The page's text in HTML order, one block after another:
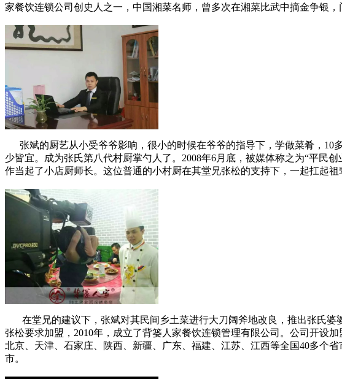
家餐饮连锁公司创史人之一，中国湘菜名师，曾多次在湘菜比武中摘金争银
张斌的厨艺从小受爷爷影响，很小的时候在爷爷的指导下，学做菜肴，10
少皆宜。成为张氏第八代村厨掌勺人了。2008年6月底，被媒体称之为“平民
作当起了小店厨师长。这位普通的小村厨在其堂兄张松的支持下，一起扛起
在堂兄的建议下，张斌对其民间乡土菜进行大刀阔斧地改良，推出张氏婆
张松要求加盟，2010年，成立了背篓人家餐饮连锁管理有限公司。公司开设
北京、天津、石家庄、陕西、新疆、广东、福建、江苏、江西等全国40多个
市。